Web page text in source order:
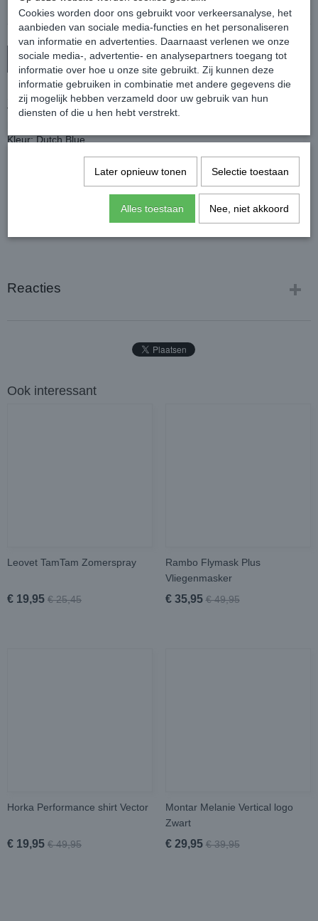
In winkelwagen
Sportief en comfortabel shirt met lange mouwen.
Voorzien van een opstaande kraag, een korte ritssluiting en een
Kleur: Dutch Blue
Materiaal: 90% polyester, 10% elastan.
Reacties
Ook interessant
Leovet TamTam Zomerspray
€ 19,95 € 25,45
Rambo Flymask Plus
Vliegenmasker
€ 35,95 € 49,95
Horka Performance shirt Vector
€ 19,95 € 49,95
Montar Melanie Vertical logo
Zwart
€ 29,95 € 39,95
Cookies worden door ons gebruikt voor verkeersanalyse, het
aanbieden van sociale media-functies en het personaliseren
van informatie en advertenties. Daarnaast verlenen we onze
sociale media-, advertentie- en analysepartners toegang tot
informatie over hoe u onze site gebruikt. Zij kunnen deze
informatie gebruiken in combinatie met andere gegevens die
zij mogelijk hebben verzameld door uw gebruik van hun
diensten of die u hen hebt verstrekt.
Later opnieuw tonen Selectie toestaan
Alles toestaan Nee, niet akkoord